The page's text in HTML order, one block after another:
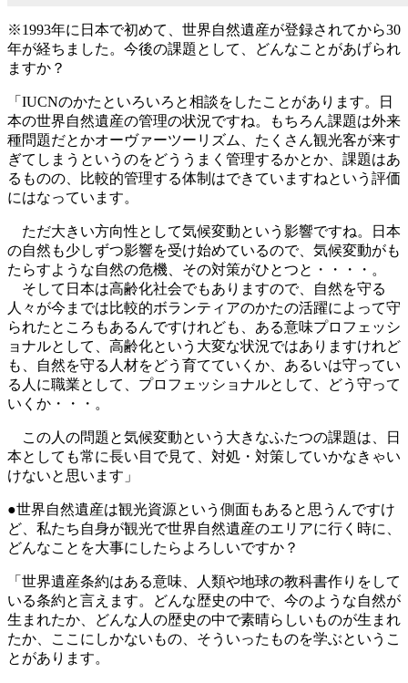
※1993年に日本で初めて、世界自然遺産が登録されてから30
年が経ちました。今後の課題として、どんなことがあげられ
ますか？
「IUCNのかたといろいろと相談をしたことがあります。日
本の世界自然遺産の管理の状況ですね。もちろん課題は外来
種問題だとかオーヴァーツーリズム、たくさん観光客が来す
ぎてしまうというのをどううまく管理するかとか、課題はあ
るものの、比較的管理する体制はできていますねという評価
にはなっています。
ただ大きい方向性として気候変動という影響ですね。日本
の自然も少しずつ影響を受け始めているので、気候変動がも
たらすような自然の危機、その対策がひとつと・・・・。
そして日本は高齢化社会でもありますので、自然を守る
人々が今までは比較的ボランティアのかたの活躍によって守
られたところもあるんですけれども、ある意味プロフェッシ
ョナルとして、高齢化という大変な状況ではありますけれど
も、自然を守る人材をどう育てていくか、あるいは守ってい
る人に職業として、プロフェッショナルとして、どう守って
いくか・・・。
この人の問題と気候変動という大きなふたつの課題は、日
本としても常に長い目で見て、対処・対策していかなきゃい
けないと思います」
●世界自然遺産は観光資源という側面もあると思うんですけ
ど、私たち自身が観光で世界自然遺産のエリアに行く時に、
どんなことを大事にしたらよろしいですか？
「世界遺産条約はある意味、人類や地球の教科書作りをして
いる条約と言えます。どんな歴史の中で、今のような自然が
生まれたか、どんな人の歴史の中で素晴らしいものが生まれ
たか、ここにしかないもの、そういったものを学ぶというこ
とがあります。